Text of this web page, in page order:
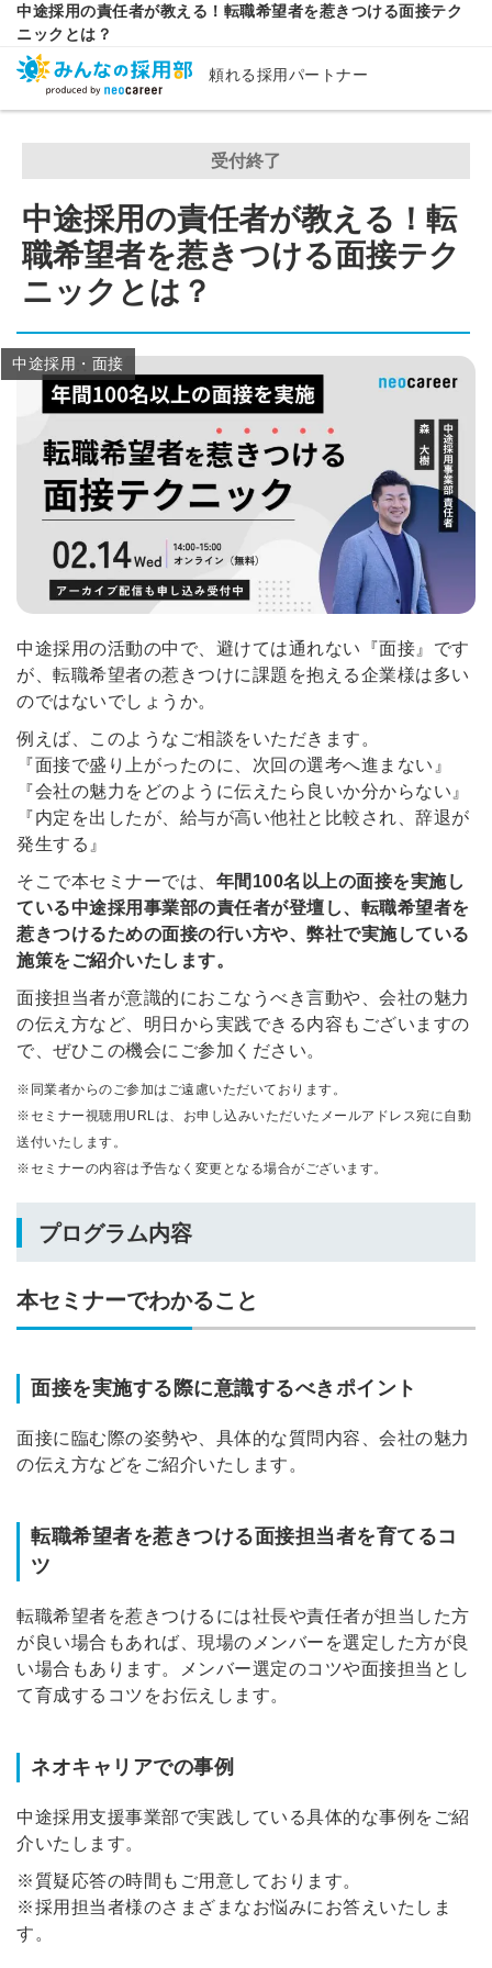
中途採用の責任者が教える！転職希望者を惹きつける面接テク
ニックとは？
頼れる採用パートナー
受付終了
中途採用の責任者が教える！転
職希望者を惹きつける面接テク
ニックとは？
中途採用・面接
中途採用の活動の中で、避けては通れない『面接』です
が、転職希望者の惹きつけに課題を抱える企業様は多い
のではないでしょうか。
例えば、このようなご相談をいただきます。
『面接で盛り上がったのに、次回の選考へ進まない』
『会社の魅力をどのように伝えたら良いか分からない』
『内定を出したが、給与が高い他社と比較され、辞退が
発生する』
そこで本セミナーでは、 年間100名以上の面接を実施し
ている中途採用事業部の責任者が登壇し、転職希望者を
惹きつけるための面接の行い方や、弊社で実施している
施策をご紹介いたします。
面接担当者が意識的におこなうべき言動や、会社の魅力
の伝え方など、明日から実践できる内容もございますの
で、ぜひこの機会にご参加ください。
※同業者からのご参加はご遠慮いただいております。
※セミナー視聴用URLは、お申し込みいただいたメールアドレス宛に自動
送付いたします。
※セミナーの内容は予告なく変更となる場合がございます。
プログラム内容
本セミナーでわかること
面接を実施する際に意識するべきポイント
面接に臨む際の姿勢や、具体的な質問内容、会社の魅力
の伝え方などをご紹介いたします。
転職希望者を惹きつける面接担当者を育てるコ
ツ
転職希望者を惹きつけるには社長や責任者が担当した方
が良い場合もあれば、現場のメンバーを選定した方が良
い場合もあります。メンバー選定のコツや面接担当とし
て育成するコツをお伝えします。
ネオキャリアでの事例
中途採用支援事業部で実践している具体的な事例をご紹
介いたします。
※質疑応答の時間もご用意しております。
※採用担当者様のさまざまなお悩みにお答えいたしま
す。